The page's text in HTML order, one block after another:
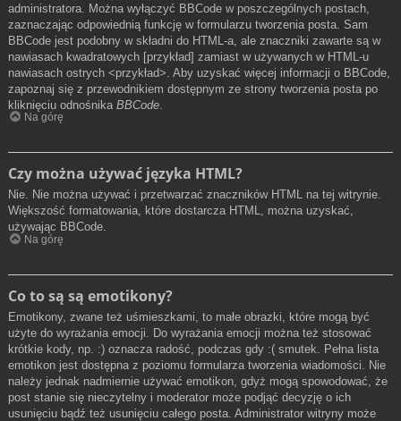
administratora. Można wyłączyć BBCode w poszczególnych postach,
zaznaczając odpowiednią funkcję w formularzu tworzenia posta. Sam
BBCode jest podobny w składni do HTML-a, ale znaczniki zawarte są w
nawiasach kwadratowych [przykład] zamiast w używanych w HTML-u
nawiasach ostrych <przykład>. Aby uzyskać więcej informacji o BBCode,
zapoznaj się z przewodnikiem dostępnym ze strony tworzenia posta po
kliknięciu odnośnika BBCode
Na górę
Czy można używać języka HTML?
Nie. Nie można używać i przetwarzać znaczników HTML na tej witrynie.
Większość formatowania, które dostarcza HTML, można uzyskać,
używając BBCode.
Na górę
Co to są są emotikony?
Emotikony, zwane też uśmieszkami, to małe obrazki, które mogą być
użyte do wyrażania emocji. Do wyrażania emocji można też stosować
krótkie kody, np. :) oznacza radość, podczas gdy :( smutek. Pełna lista
emotikon jest dostępna z poziomu formularza tworzenia wiadomości. Nie
należy jednak nadmiernie używać emotikon, gdyż mogą spowodować, że
post stanie się nieczytelny i moderator może podjąć decyzję o ich
usunięciu bądź też usunięciu całego posta. Administrator witryny może